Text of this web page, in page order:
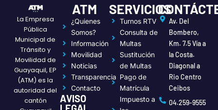
La Empresa
Pública
Municipal de
Tránsito y
Movilidad de
Guayaquil, EP
(ATM) es la
autoridad del
cantón
ATM
¿Quienes
Somos?
Información
Movilidad
Noticias
Transparencia
Contacto
AVISO
SERVICIOS
Turnos RTV
Consulta de
Multas
Sustitución
de Multas
Pago de
Matrícula
Impuesto a
Av. Del
Bombero,
Km. 7.5 Vía a
la Costa.
Diagonal a
Rio Centro
Ceibos
04.259-9555